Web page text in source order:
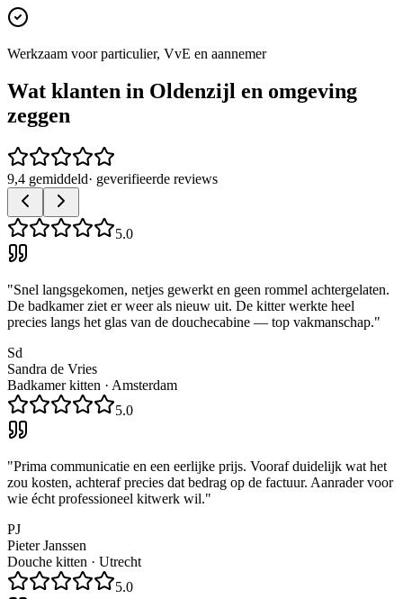
Werkzaam voor particulier, VvE en aannemer
Wat klanten in Oldenzijl en omgeving
zeggen
9,4 gemiddeld· geverifieerde reviews
5.0
"Snel langsgekomen, netjes gewerkt en geen rommel achtergelaten.
De badkamer ziet er weer als nieuw uit. De kitter werkte heel
precies langs het glas van de douchecabine — top vakmanschap."
Sd
Sandra de Vries
Badkamer kitten · Amsterdam
5.0
"Prima communicatie en een eerlijke prijs. Vooraf duidelijk wat het
zou kosten, achteraf precies dat bedrag op de factuur. Aanrader voor
wie écht professioneel kitwerk wil."
PJ
Pieter Janssen
Douche kitten · Utrecht
5.0